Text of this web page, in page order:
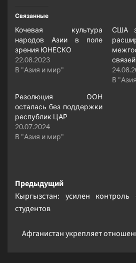
Связанные
Кочевая культура
народов Азии в поле
зрения ЮНЕСКО
22.08.2023
В "Азия и мир"
США
В
Резолюция ООН
осталась без поддержки
республик ЦАР
20.07.2024
В "Азия и мир"
Навигация
записи
Предыдущий
Кыргызстан: усилен контроль
студентов
Афганистан укрепляет